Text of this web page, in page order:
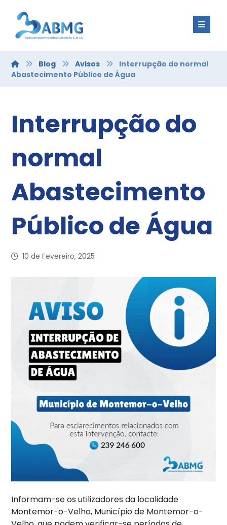
Blog Avisos
Interrupção do normal
Abastecimento Público de Água
Interrupção do
normal
Abastecimento
Público de Água
10 de Fevereiro, 2025
Informam-se os utilizadores da localidade
Montemor-o-Velho, Município de Montemor-o-